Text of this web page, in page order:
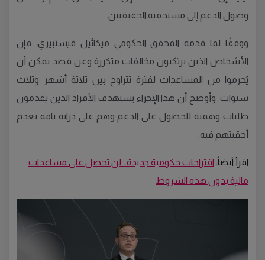
وصول الدعم إلى مستحقيه الحقيقيين.
ووفقًا لما قدمه المحقق الحكومي ميكائيل فيستبيري، فإن
الأشخاص الذين يرتكبون مخالفات متكررة وعن قصد يمكن أن
يُحرموا من المساعدات لفترة تتراوح بين ثلاثة أشهر وثلاث
سنوات. وأوضح أن هذا الإجراء يستهدف الأفراد الذين يقدمون
طلبات وهمية للحصول على الدعم وهم على دراية تامة بعدم
أحقيتهم فيه.
اقرأ أيضاً: اقتراحات حكومية جديدة.. لن تحصل على مساعدات
مالية بدون هذه الشروط